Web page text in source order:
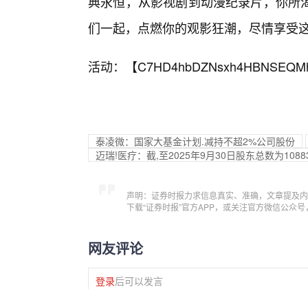
们一起，点燃你的观影狂潮，尽情享受
活动：【
泰凌微：国家大基金计划.减持不超2%公司股份
迈瑞!医疗：截,至2025年9月30日股东总数为
声明：证券时报力求信息真实、准确，文章提及
下载“证券时报”官方APP，或关注官方微信公众
网友评论
登录后可以发言